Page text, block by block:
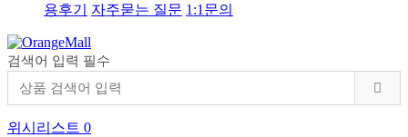
용후기
자주묻는 질문 1:1문의
검색어 입력 필수
위시리스트 0